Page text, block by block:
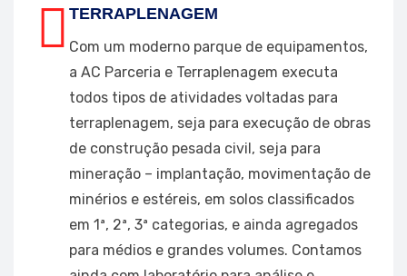
TERRAPLENAGEM
Com um moderno parque de equipamentos,
a AC Parceria e Terraplenagem executa
todos tipos de atividades voltadas para
terraplenagem, seja para execução de obras
de construção pesada civil, seja para
mineração – implantação, movimentação de
minérios e estéreis, em solos classificados
em 1ª, 2ª, 3ª categorias, e ainda agregados
para médios e grandes volumes. Contamos